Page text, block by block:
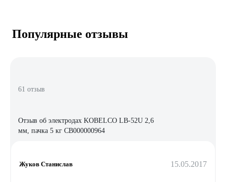
Популярные отзывы
61 отзыв
Отзыв об электродах KOBELCO LB-52U 2,6
мм, пачка 5 кг СВ000000964
Жуков Станислав 15.05.2017